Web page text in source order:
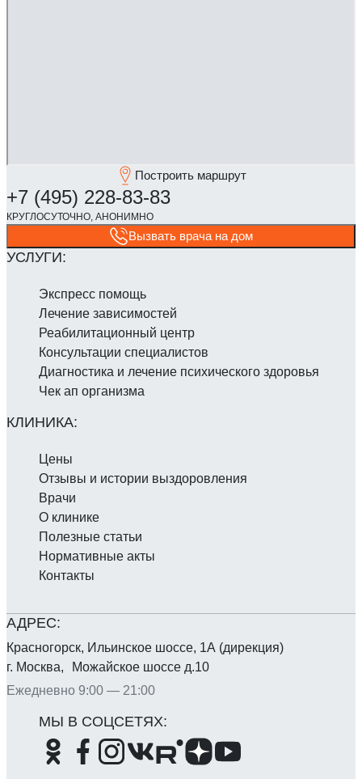
Построить маршрут
Вызвать врача на дом
Красногорск, Ильинское шоссе, 1А (дирекция)
г. Москва, Можайское шоссе д.10
Ежедневно 9:00 — 21:00
Экспресс помощь
Лечение зависимостей
Реабилитаци­онный центр
Консультации специалистов
Диагностика и лечение психического здоровья
Чек ап организма
Цены
Отзывы и истории выздоровления
Врачи
О клинике
Полезные статьи
Нормативные акты
Контакты